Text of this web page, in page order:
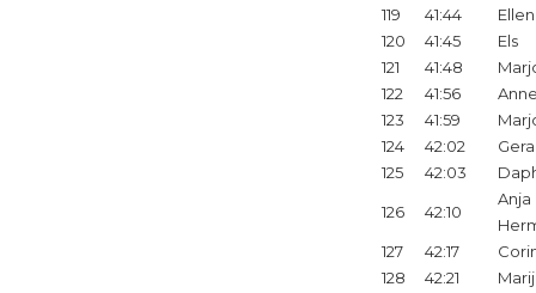
119
41:44
Ellen
120
41:45
Els
121
41:48
122
41:56
123
41:59
124
42:02
125
42:03
126 42:10
Anja
127
42:17
128
42:21